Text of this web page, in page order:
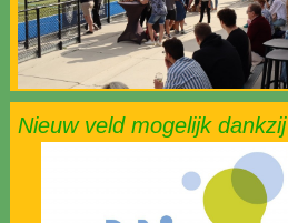
Nieuw veld mogelijk dankzij